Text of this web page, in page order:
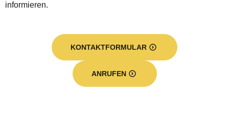
informieren.
KONTAKTFORMULAR
ANRUFEN